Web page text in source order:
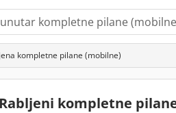
kompletne pilane (mobilne)
Rabljeni kompletne